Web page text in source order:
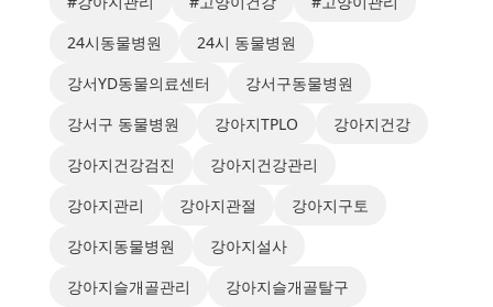
24시동물병원
24시 동물병원
강서YD동물의료센터
강서구동물병원
강서구 동물병원
강아지TPLO
강아지건강
강아지건강검진
강아지건강관리
강아지관리
강아지관절
강아지구토
강아지동물병원
강아지설사
강아지슬개골관리
강아지슬개골탈구